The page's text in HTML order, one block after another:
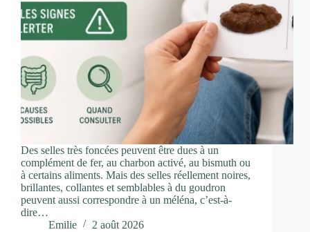
Des selles très foncées peuvent être dues à un
complément de fer, au charbon activé, au bismuth ou
à certains aliments. Mais des selles réellement noires,
brillantes, collantes et semblables à du goudron
peuvent aussi correspondre à un méléna, c’est-à-
dire…
Emilie
2 août 2026